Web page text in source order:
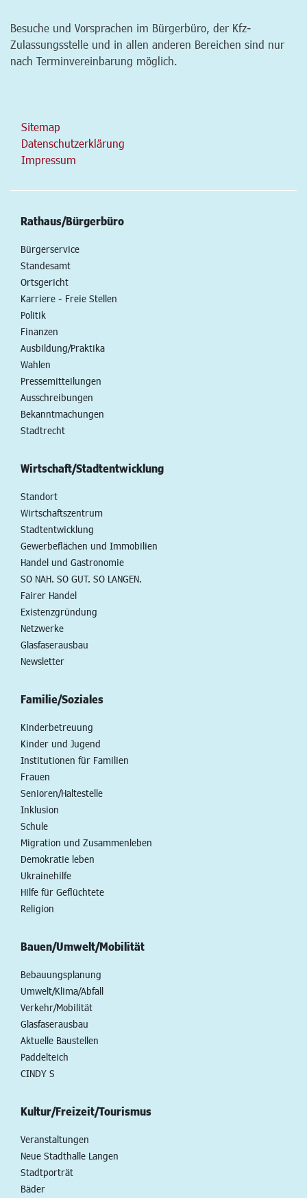
Besuche und Vorsprachen im Bürgerbüro, der Kfz-
Zulassungsstelle und in allen anderen Bereichen sind nur
nach Terminvereinbarung möglich.
Sitemap
Datenschutzerklärung
Impressum
Rathaus/Bürgerbüro
Bürgerservice
Standesamt
Ortsgericht
Karriere - Freie Stellen
Politik
Finanzen
Ausbildung/Praktika
Wahlen
Pressemitteilungen
Ausschreibungen
Bekanntmachungen
Stadtrecht
Wirtschaft/Stadtentwicklung
Standort
Wirtschaftszentrum
Stadtentwicklung
Gewerbeflächen und Immobilien
Handel und Gastronomie
SO NAH. SO GUT. SO LANGEN.
Fairer Handel
Existenzgründung
Netzwerke
Glasfaserausbau
Newsletter
Familie/Soziales
Kinderbetreuung
Kinder und Jugend
Institutionen für Familien
Frauen
Senioren/Haltestelle
Inklusion
Schule
Migration und Zusammenleben
Demokratie leben
Ukrainehilfe
Hilfe für Geflüchtete
Religion
Bauen/Umwelt/Mobilität
Bebauungsplanung
Umwelt/Klima/Abfall
Verkehr/Mobilität
Glasfaserausbau
Aktuelle Baustellen
Paddelteich
CINDY S
Kultur/Freizeit/Tourismus
Veranstaltungen
Neue Stadthalle Langen
Stadtporträt
Bäder